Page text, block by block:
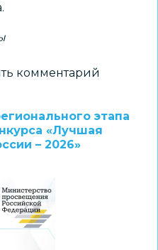
комментарий
этапа
«Лучшая
– 2026»